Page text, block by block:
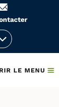
LE MENU